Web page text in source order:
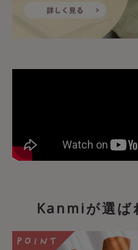
Kanmiが選ば